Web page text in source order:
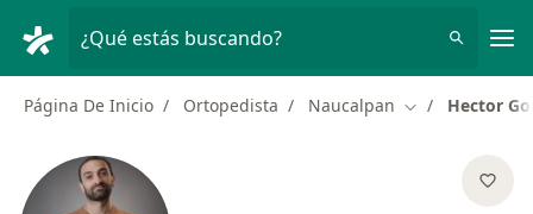
¿Qué estás buscando?
Página De Inicio Ortopedista Naucalpan Cambiar de
Hector